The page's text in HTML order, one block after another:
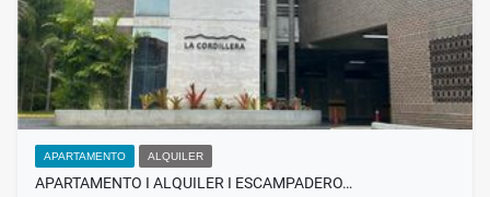
APARTAMENTO ALQUILER
APARTAMENTO I ALQUILER I ESCAMPADERO…